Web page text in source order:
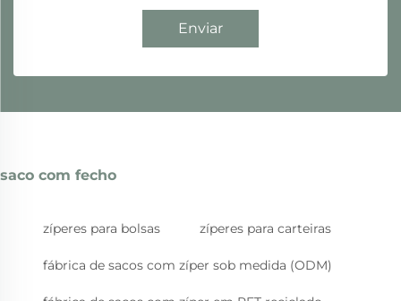
Enviar
saco com fecho
zíperes para bolsas zíperes para carteiras
fábrica de sacos com zíper sob medida (ODM)